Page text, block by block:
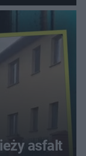
asfalt